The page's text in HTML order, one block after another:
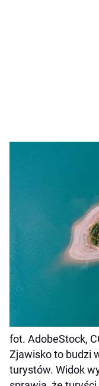
fot. AdobeStock,
Zjawisko to budzi
turystów. Widok